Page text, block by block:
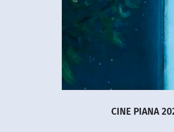
CINE PIANA